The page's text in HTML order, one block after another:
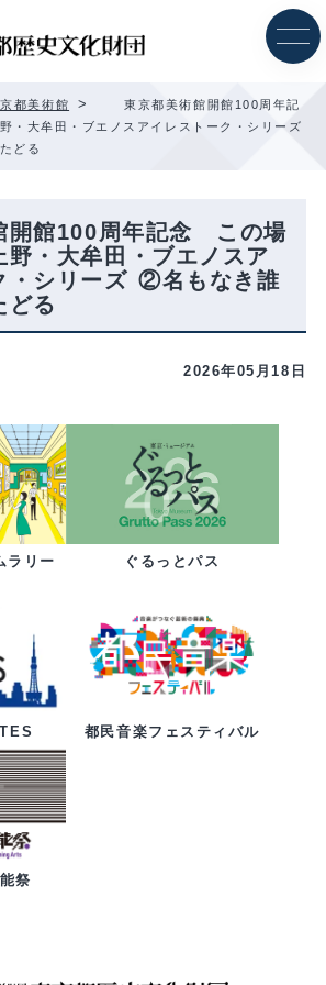
都美術館 >
東京都美術館開館100周年記
大牟田・ブエノスアイレストーク・シリーズ
どる
開館100周年記念 この場
・大牟田・ブエノスア
・シリーズ ②名もなき誰
どる
2026年05月18日
ラリー
ぐるっとパス
都民音楽フェスティバル
祭